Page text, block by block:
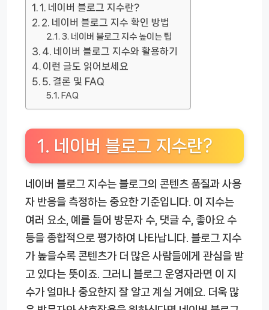
1. 네이버 블로그 지수란?
2. 네이버 블로그 지수 확인 방법
3. 네이버 블로그 지수 높이는 팁
4. 네이버 블로그 지수와 활용하기
이런 글도 읽어보세요
5. 결론 및 FAQ
FAQ
1. 네이버 블로그 지수란?
네이버 블로그 지수는 블로그의 콘텐츠 품질과 사용
자 반응을 측정하는 중요한 기준입니다. 이 지수는
여러 요소, 예를 들어 방문자 수, 댓글 수, 좋아요 수
등을 종합적으로 평가하여 나타납니다. 블로그 지수
가 높을수록 콘텐츠가 더 많은 사람들에게 관심을 받
고 있다는 뜻이죠. 그러니 블로그 운영자라면 이 지
수가 얼마나 중요한지 잘 알고 계실 거예요. 더욱 많